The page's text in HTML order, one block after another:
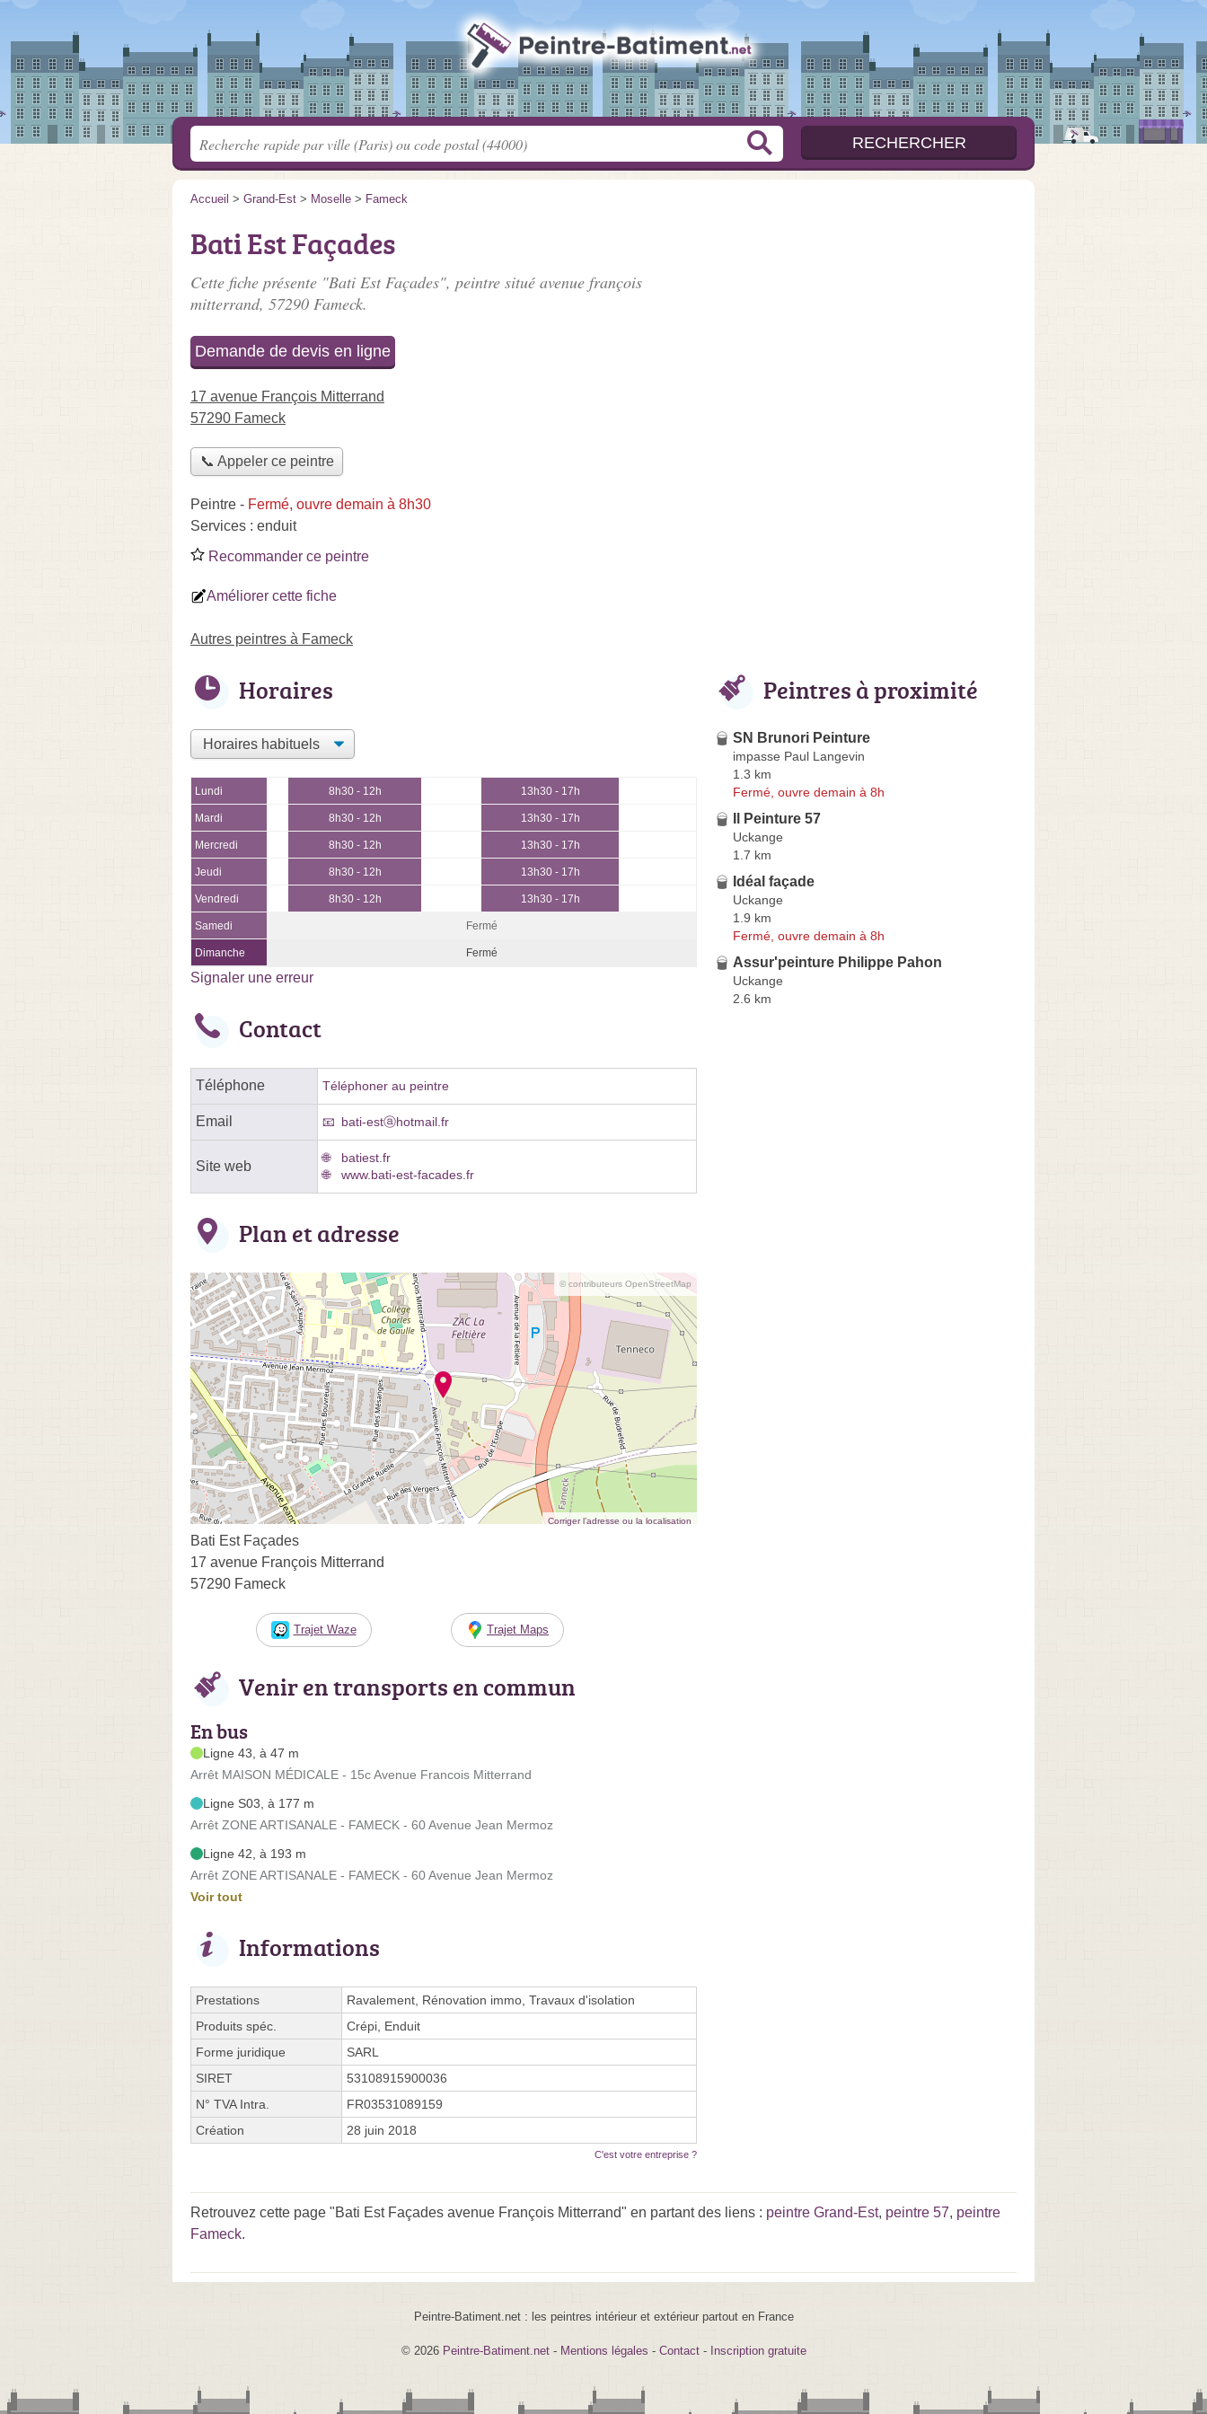
Accueil > Grand-Est > Moselle > Fameck
Bati Est Façades
Cette fiche présente "Bati Est Façades", peintre situé avenue françois
mitterrand, 57290 Fameck.
Demande de devis en ligne
17 avenue François Mitterrand
57290 Fameck
📞 Appeler ce peintre
Peintre - Fermé, ouvre demain à 8h30
Services : enduit
Recommander ce peintre
Améliorer cette fiche
Autres peintres à Fameck
Horaires
Lundi 8h30 - 12h 13h30 - 17h
Mardi 8h30 - 12h 13h30 - 17h
Mercredi 8h30 - 12h 13h30 - 17h
Jeudi 8h30 - 12h 13h30 - 17h
Vendredi 8h30 - 12h 13h30 - 17h
Samedi Fermé
Dimanche Fermé
Signaler une erreur
Contact
Téléphone Téléphoner au peintre
Email bati-estⓐhotmail.fr
Site web
batiest.fr
www.bati-est-facades.fr
Plan et adresse
© contributeurs OpenStreetMap
Corriger l’adresse ou la localisation
Bati Est Façades
17 avenue François Mitterrand
57290 Fameck
Trajet Waze Trajet Maps
Venir en transports en commun
En bus
Ligne 43, à 47 m
Arrêt MAISON MÉDICALE - 15c Avenue Francois Mitterrand
Ligne S03, à 177 m
Arrêt ZONE ARTISANALE - FAMECK - 60 Avenue Jean Mermoz
Ligne 42, à 193 m
Arrêt ZONE ARTISANALE - FAMECK - 60 Avenue Jean Mermoz
Voir tout
Informations
Prestations
Ravalement, Rénovation immo, Travaux d'isolation
Produits spéc.
Crépi, Enduit
Forme juridique
SARL
SIRET
53108915900036
N° TVA Intra.
FR03531089159
Création
28 juin 2018
C'est votre entreprise ?
Peintres à proximité
SN Brunori Peinture
impasse Paul Langevin
1.3 km
Fermé, ouvre demain à 8h
Il Peinture 57
Uckange
1.7 km
Idéal façade
Uckange
1.9 km
Fermé, ouvre demain à 8h
Assur'peinture Philippe Pahon
Uckange
2.6 km
Retrouvez cette page "Bati Est Façades avenue François Mitterrand" en partant des liens : peintre Grand-Est, peintre 57, peintre
Fameck.
Peintre-Batiment.net : les peintres intérieur et extérieur partout en France
© 2026 Peintre-Batiment.net - Mentions légales - Contact- Inscription gratuite